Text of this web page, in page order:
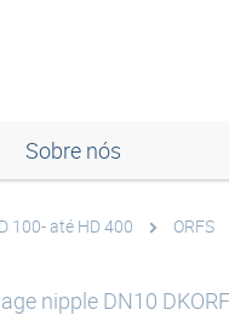
Sobre nós
100- até HD 400 ORFS
nipple DN10